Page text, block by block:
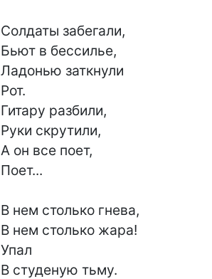
Солдаты забегали,
Бьют в бессилье,
Ладонью заткнули
Рот.
Гитару разбили,
Руки скрутили,
А он все поет,
Поет...
В нем столько гнева,
В нем столько жара!
Упал
В студеную тьму.